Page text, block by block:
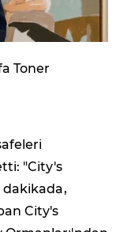
Toner
"City's
dakikada,
City's